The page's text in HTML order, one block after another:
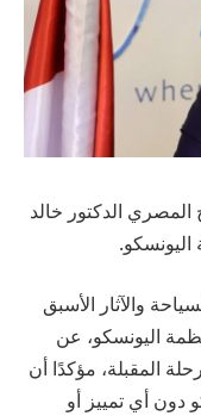
الدكتور خالد
والآثار الأسبق
اليونسكو، عن
المقبلة، مؤكدًا أن
أي تمييز أو